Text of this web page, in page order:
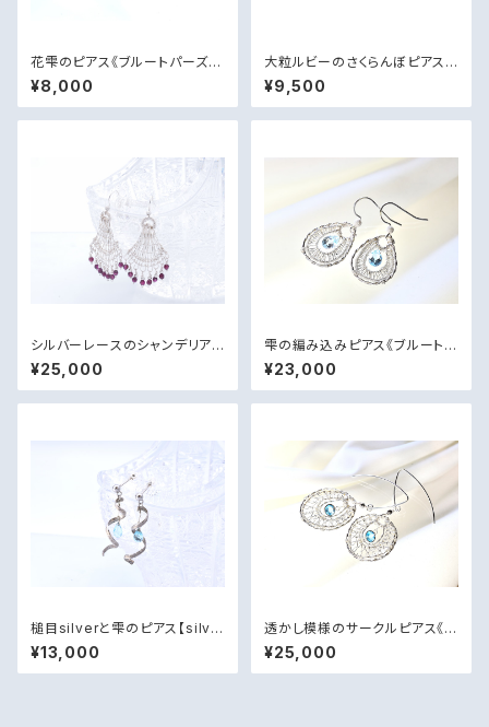
花雫のピアス《ブルートパーズ・
淡水パール・silver925》
¥8,000
大粒ルビーのさくらんぼピアス
【silver925・18kgp】
¥9,500
シルバーレースのシャンデリアピ
アス【ガーネット・silver925】
¥25,000
雫の編み込みピアス《ブルートパ
ーズ・silver925》
¥23,000
槌目silverと雫のピアス【silve
r925・ブルートパーズ】
¥13,000
透かし模様のサークルピアス《ス
イスブルートパーズ・silver92
5》
¥25,000